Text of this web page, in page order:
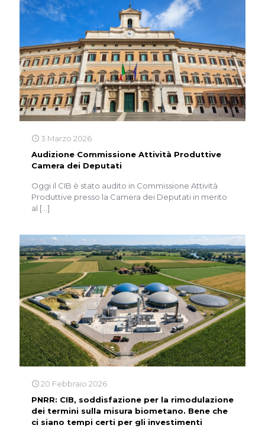
3 Marzo 2026
Audizione Commissione Attività Produttive
Camera dei Deputati
Oggi il CIB è stato audito in Commissione Attività
Produttive presso la Camera dei Deputati in merito
al […]
20 Febbraio 2026
PNRR: CIB, soddisfazione per la rimodulazione
dei termini sulla misura biometano. Bene che
ci siano tempi certi per gli investimenti